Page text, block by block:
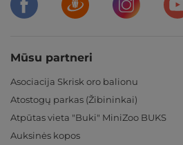
Mūsu partneri
Asociacija Skrisk oro balionu
Atostogų parkas (Žibininkai)
Atpūtas vieta "Buki" MiniZoo BUKS
Auksinės kopos